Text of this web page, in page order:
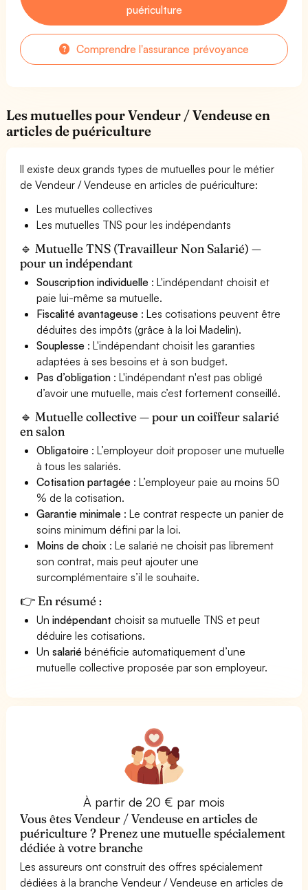
puériculture
Comprendre l'assurance prévoyance
Les mutuelles pour Vendeur / Vendeuse en
articles de puériculture
Il existe deux grands types de mutuelles pour le métier
de Vendeur / Vendeuse en articles de puériculture:
Les mutuelles collectives
Les mutuelles TNS pour les indépendants
🔹 Mutuelle TNS (Travailleur Non Salarié) —
pour un indépendant
Souscription individuelle : L'indépendant choisit et
paie lui-même sa mutuelle.
Fiscalité avantageuse : Les cotisations peuvent être
déduites des impôts (grâce à la loi Madelin).
Souplesse : L'indépendant choisit les garanties
adaptées à ses besoins et à son budget.
Pas d’obligation : L'indépendant n'est pas obligé
d’avoir une mutuelle, mais c’est fortement conseillé.
🔹 Mutuelle collective — pour un coiffeur salarié
en salon
Obligatoire : L’employeur doit proposer une mutuelle
à tous les salariés.
Cotisation partagée : L’employeur paie au moins 50
% de la cotisation.
Garantie minimale : Le contrat respecte un panier de
soins minimum défini par la loi.
Moins de choix : Le salarié ne choisit pas librement
son contrat, mais peut ajouter une
surcomplémentaire s’il le souhaite.
👉 En résumé :
Unindépendant choisit sa mutuelle TNS et peut
déduire les cotisations.
Unsalarié bénéficie automatiquement d’une
mutuelle collective proposée par son employeur.
À partir de 20 € par mois
Vous êtes Vendeur / Vendeuse en articles de
puériculture ? Prenez une mutuelle spécialement
dédiée à votre branche
Les assureurs ont construit des offres spécialement
dédiées à la branche Vendeur / Vendeuse en articles de